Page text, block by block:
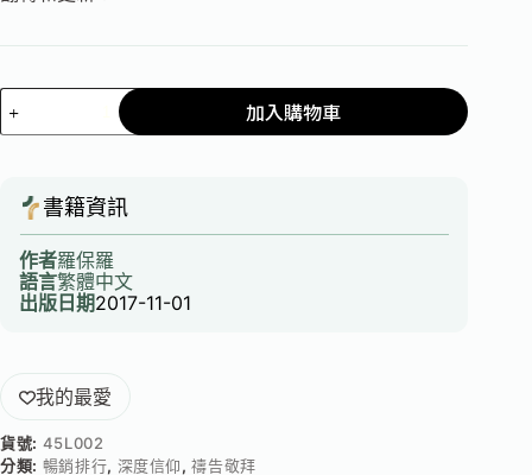
加入購物車
書籍資訊
作者羅保羅
語言繁體中文
出版日期2017-11-01
我的最愛
貨號: 45L002
分類: 暢銷排行, 深度信仰,禱告敬拜